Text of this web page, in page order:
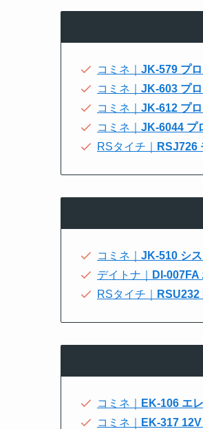
コミネ｜ JK-579 プ
コミネ｜ JK-603 プ
コミネ｜ JK-612 プ
コミネ｜ JK-6044 プ
RSタイチ｜
RSJ726
コミネ｜ JK-510 シ
デイトナ｜
DI-
RSタイチ｜
RSU232
コミネ｜
EK-106 エ
コミネ｜
EK-317